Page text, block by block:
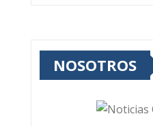
NOSOTROS